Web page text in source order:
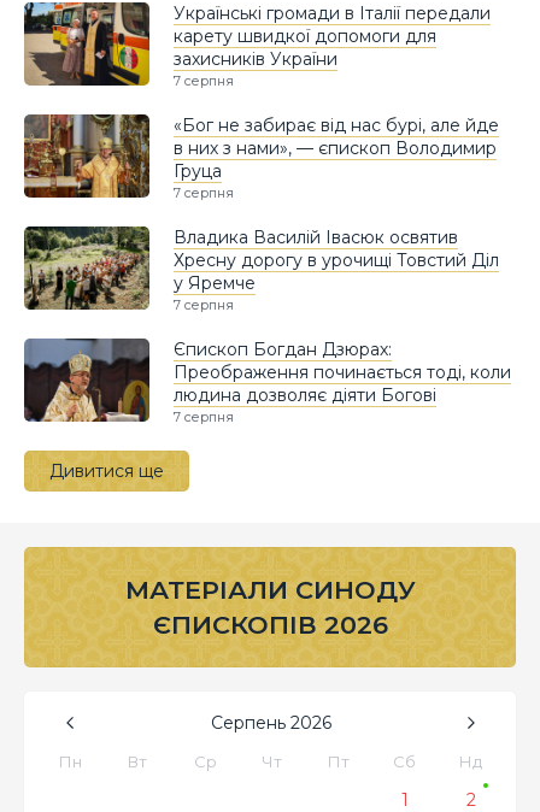
Українські громади в Італії передали
карету швидкої допомоги для
захисників України
7 серпня
«Бог не забирає від нас бурі, але йде
в них з нами», — єпископ Володимир
Груца
7 серпня
Владика Василій Івасюк освятив
Хресну дорогу в урочищі Товстий Діл
у Яремче
7 серпня
Єпископ Богдан Дзюрах:
Преображення починається тоді, коли
людина дозволяє діяти Богові
7 серпня
Дивитися ще
МАТЕРІАЛИ СИНОДУ
ЄПИСКОПІВ 2026
Серпень 2026
Пн Вт Ср Чт Пт Сб Нд
1
2